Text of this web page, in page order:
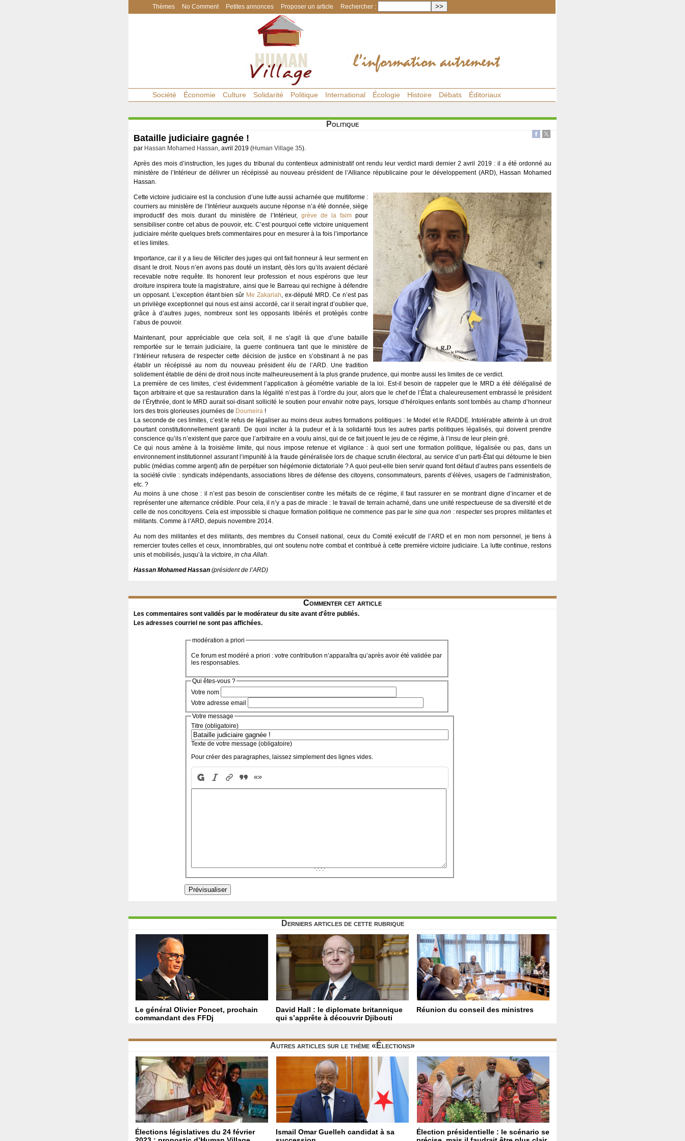
Thèmes No Comment Petites annonces Proposer un article Rechercher :
Société Économie Culture Solidarité Politique International Écologie Histoire Débats Éditoriaux
Politique
Bataille judiciaire gagnée !
par Hassan Mohamed Hassan, avril 2019 (Human Village 35).
Après des mois d’instruction, les juges du tribunal du contentieux administratif ont rendu leur verdict mardi dernier 2 avril 2019 : il a été ordonné au
ministère de l’Intérieur de délivrer un récépissé au nouveau président de l’Alliance républicaine pour le développement (ARD), Hassan Mohamed
Hassan.
Cette victoire judiciaire est la conclusion d’une lutte aussi acharnée que multiforme :
courriers au ministère de l’Intérieur auxquels aucune réponse n’a été donnée, siège
improductif des mois durant du ministère de l’Intérieur, grève de la faimpour
sensibiliser contre cet abus de pouvoir, etc. C’est pourquoi cette victoire uniquement
judiciaire mérite quelques brefs commentaires pour en mesurer à la fois l’importance
et les limites.
Importance, car il y a lieu de féliciter des juges qui ont fait honneur à leur serment en
disant le droit. Nous n’en avons pas douté un instant, dès lors qu’ils avaient déclaré
recevable notre requête. Ils honorent leur profession et nous espérons que leur
droiture inspirera toute la magistrature, ainsi que le Barreau qui rechigne à défendre
un opposant. L’exception étant bien sûr Me Zakariah, ex-député MRD. Ce n’est pas
un privilège exceptionnel qui nous est ainsi accordé, car il serait ingrat d’oublier que,
grâce à d’autres juges, nombreux sont les opposants libérés et protégés contre
l’abus de pouvoir.
Maintenant, pour appréciable que cela soit, il ne s’agit là que d’une bataille
remportée sur le terrain judiciaire, la guerre continuera tant que le ministère de
l’Intérieur refusera de respecter cette décision de justice en s’obstinant à ne pas
établir un récépissé au nom du nouveau président élu de l’ARD. Une tradition
solidement établie de déni de droit nous incite malheureusement à la plus grande prudence, qui montre aussi les limites de ce verdict.
La première de ces limites, c’est évidemment l’application à géométrie variable de la loi. Est-il besoin de rappeler que le MRD a été délégalisé de
façon arbitraire et que sa restauration dans la légalité n’est pas à l’ordre du jour, alors que le chef de l’État a chaleureusement embrassé le président
de l’Érythrée, dont le MRD aurait soi-disant sollicité le soutien pour envahir notre pays, lorsque d’héroïques enfants sont tombés au champ d’honneur
lors des trois glorieuses journées de Doumeira !
La seconde de ces limites, c’est le refus de légaliser au moins deux autres formations politiques : le Model et le RADDE. Intolérable atteinte à un droit
pourtant constitutionnellement garanti. De quoi inciter à la pudeur et à la solidarité tous les autres partis politiques légalisés, qui doivent prendre
conscience qu’ils n’existent que parce que l’arbitraire en a voulu ainsi, qui de ce fait jouent le jeu de ce régime, à l’insu de leur plein gré.
Ce qui nous amène à la troisième limite, qui nous impose retenue et vigilance : à quoi sert une formation politique, légalisée ou pas, dans un
environnement institutionnel assurant l’impunité à la fraude généralisée lors de chaque scrutin électoral, au service d’un parti-État qui détourne le bien
public (médias comme argent) afin de perpétuer son hégémonie dictatoriale ? A quoi peut-elle bien servir quand font défaut d’autres pans essentiels de
la société civile : syndicats indépendants, associations libres de défense des citoyens, consommateurs, parents d’élèves, usagers de l’administration,
etc. ?
Au moins à une chose : il n’est pas besoin de conscientiser contre les méfaits de ce régime, il faut rassurer en se montrant digne d’incarner et de
représenter une alternance crédible. Pour cela, il n’y a pas de miracle : le travail de terrain acharné, dans une unité respectueuse de sa diversité et de
celle de nos concitoyens. Cela est impossible si chaque formation politique ne commence pas par le sine qua non : respecter ses propres militantes et
militants. Comme à l’ARD, depuis novembre 2014.
Au nom des militantes et des militants, des membres du Conseil national, ceux du Comité exécutif de l’ARD et en mon nom personnel, je tiens à
remercier toutes celles et ceux, innombrables, qui ont soutenu notre combat et contribué à cette première victoire judiciaire. La lutte continue, restons
unis et mobilisés, jusqu’à la victoire, in cha Allah.
Hassan Mohamed Hassan (président de l’ARD)
Commenter cet article
Les commentaires sont validés par le modérateur du site avant d'être publiés.
Les adresses courriel ne sont pas affichées.
modération a priori
Ce forum est modéré a priori : votre contribution n’apparaîtra qu’après avoir été validée par
les responsables.
Qui êtes-vous ?
Votre nom
Votre adresse email
Votre message
Titre (obligatoire)
Texte de votre message (obligatoire)
Pour créer des paragraphes, laissez simplement des lignes vides.
Derniers articles de cette rubrique
Le général Olivier Poncet, prochain
commandant des FFDj
David Hall : le diplomate britannique
qui s’apprête à découvrir Djibouti
Réunion du conseil des ministres
Autres articles sur le thème «Élections»
Élections législatives du 24 février
Ismail Omar Guelleh candidat à sa
Élection présidentielle : le scénario se